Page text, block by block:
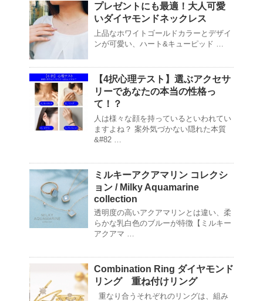
プレゼントにも最適！大人可愛
いダイヤモンドネックレス
上品なホワイトゴールドカラーとデザイ
ンが可愛い、ハート&キューピッド …
【4択心理テスト】選ぶアクセサ
リーであなたの本当の性格っ
て！？
人は様々な顔を持っているといわれてい
ますよね？ 案外気づかない隠れた本質
&#82 …
ミルキーアクアマリン コレクシ
ョン / Milky Aquamarine
collection
透明度の高いアクアマリンとは違い、柔
らかな乳白色のブルーが特徴【ミルキー
アクアマ …
Combination Ring ダイヤモンド
リング 重ね付けリング
重なり合うそれぞれのリングは、組み